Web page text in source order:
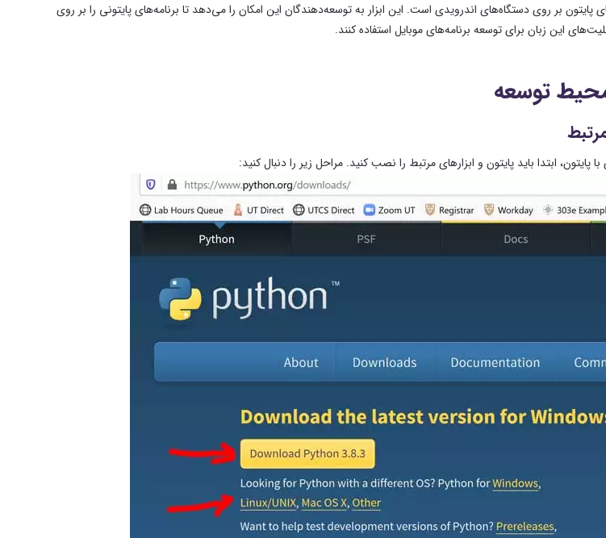
پایتون بر روی دستگاه‌های اندرویدی است. این ابزار به توسعه‌دهندگان این امکان را می‌دهد تا برنامه‌های پایتونی را بر روی
این زبان برای توسعه برنامه‌های موبایل استفاده کنند.
توسعه
ابتدا باید پایتون و ابزارهای مرتبط را نصب کنید. مراحل زیر را دنبال کنید: